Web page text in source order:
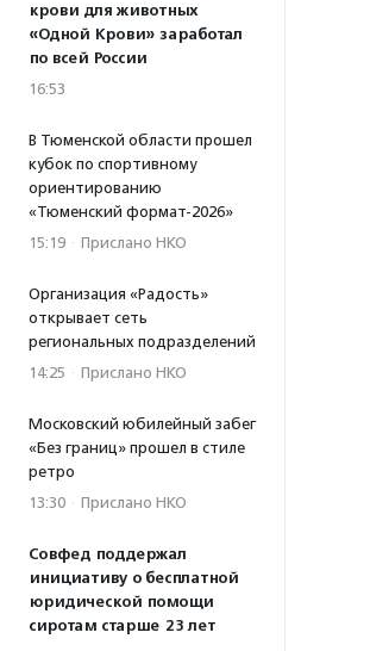
крови для животных
«Одной Крови» заработал
по всей России
16:53
В Тюменской области прошел
кубок по спортивному
ориентированию
«Тюменский формат-2026»
15:19 · Прислано НКО
Организация «Радость»
открывает сеть
региональных подразделений
14:25 · Прислано НКО
Московский юбилейный забег
«Без границ» прошел в стиле
ретро
13:30 · Прислано НКО
Совфед поддержал
инициативу о бесплатной
юридической помощи
сиротам старше 23 лет